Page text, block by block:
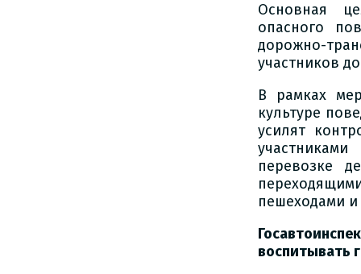
Основная
опасного
дорожно-
участников
В рамках
культуре
усилят
перевозке
пешеходами
воспитывать